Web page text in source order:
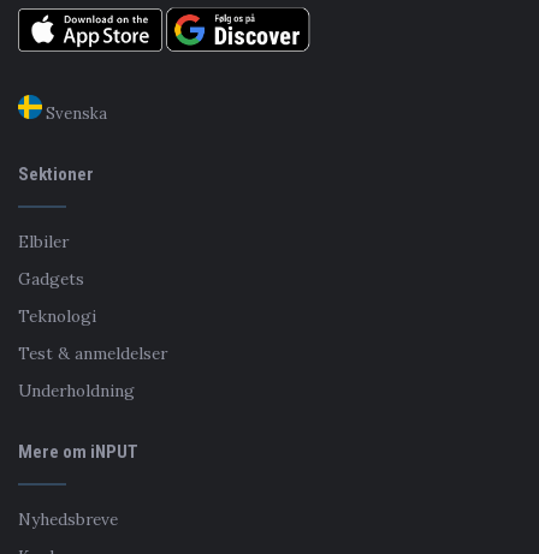
Svenska
Sektioner
Elbiler
Gadgets
Teknologi
Test & anmeldelser
Underholdning
Mere om iNPUT
Nyhedsbreve